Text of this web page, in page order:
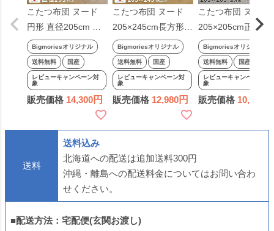
こたつ布団 ヌード
円形 直径205cm 生
成り 掛け布団 こた
つ掛け布団 丸形 丸
型 円型 こたつ掛布
団 厚掛け 国産 日本
製
Bigmoriesオリジナル
送料無料 国産
レビューキャンペーン対
象
販売価格 14,300
こたつ布団 ヌード
205×245cm長方形
掛け布団 生成り こ
たつ掛けふとん 厚掛
け 国産 日本製
Bigmoriesオリジナル
送料無料 国産
レビューキャンペーン対
象
販売価格 12,980
こたつ布団 ヌード
205×205cm正方形
掛け布団 生成り こ
たつ掛け布団 厚掛布
団 国産 日本製
Bigmoriesオリジナル
送料無料 国産
レビューキャンペーン対
象
販売価格 10,780
送料
送料込み
北海道への配送は追加送料300円
沖縄・離島への配送料金についてはお問い合わ
せください。
■配送方法：宅配便(玄関お渡し)